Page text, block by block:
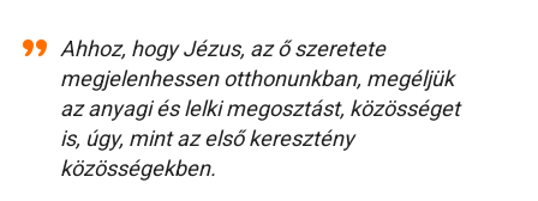
Ahhoz, hogy Jézus, az ő szeretete
megjelenhessen otthonunkban, megéljük
az anyagi és lelki megosztást, közösséget
is, úgy, mint az első keresztény
közösségekben.